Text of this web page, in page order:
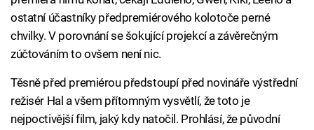
ostatní účastníky předpremiérového kolotoče perné
chvilky. V porovnání se šokující projekcí a závěrečným
zúčtováním to ovšem není nic.
Těsně před premiérou předstoupí před novináře výstřední
režisér Hal a všem přítomným vysvětlí, že toto je
nejpoctivější film, jaký kdy natočil. Prohlásí, že původní